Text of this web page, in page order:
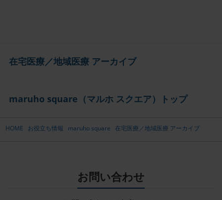
在宅医療／地域医療 アーカイブ
maruho square（マルホ スクエア）トップ
HOME お役立ち情報 maruho square 在宅医療／地域医療 アーカイブ
お問い合わせ